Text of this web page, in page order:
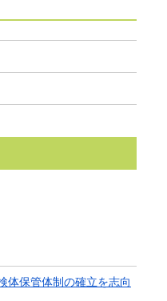
体保管体制の確立を志向